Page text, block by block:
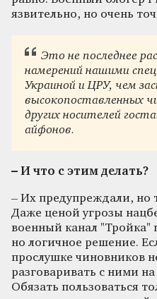
язвительно, но очень
Это не последнее
намерений нашими
Украиной и ЦРУ, чем
высокопоставленных
других носителей
айфонов.
– И что с этим делать?
– Их предупреждали, но
Даже ценой угрозы
военный канал "Тройка"
но логичное решение.
прослушке чиновников
разговаривать с ними
Обязать пользоваться